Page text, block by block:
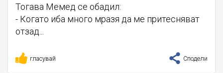
Тогава Мемед се обадил:
- Когато иба много мразя да ме притесняват
отзад...
гласувай Сподели